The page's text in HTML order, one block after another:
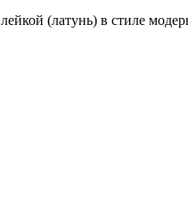
(латунь) в стиле